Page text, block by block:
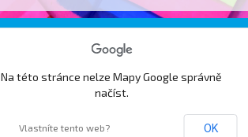
Cukrárna Hájek&Hájková
Na této stránce nelze Mapy Google správně
načíst.
Vlastníte tento web? OK